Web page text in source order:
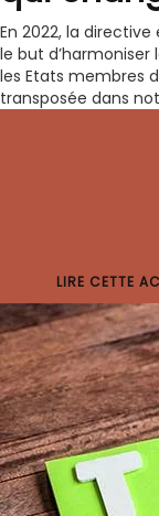
En 2022, la
le but d’harmoniser
les Etats membres
transposée dans
LIRE CETTE